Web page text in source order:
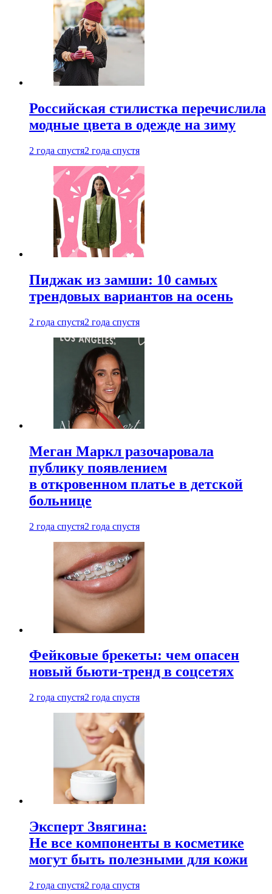
Российская стилистка перечислила
модные цвета в одежде на зиму
2 года спустя2 года спустя
Пиджак из замши: 10 самых
трендовых вариантов на осень
2 года спустя2 года спустя
Меган Маркл разочаровала
публику появлением
в откровенном платье в детской
больнице
2 года спустя2 года спустя
Фейковые брекеты: чем опасен
новый бьюти-тренд в соцсетях
2 года спустя2 года спустя
Эксперт Звягина:
Не все компоненты в косметике
могут быть полезными для кожи
2 года спустя2 года спустя